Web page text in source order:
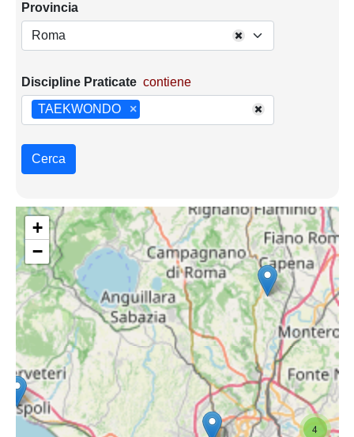
Provincia
Roma
Discipline Praticate contiene
×
TAEKWONDO
Cerca
4
+
−